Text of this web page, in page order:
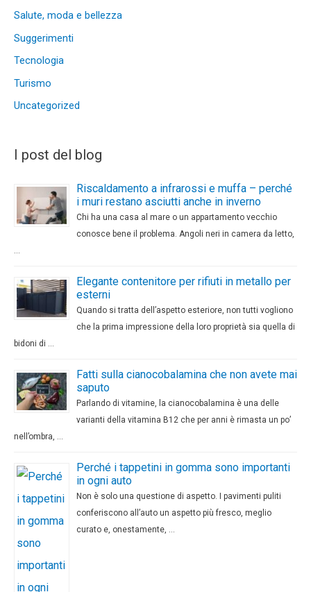
Salute, moda e bellezza
Suggerimenti
Tecnologia
Turismo
Uncategorized
I post del blog
Riscaldamento a infrarossi e muffa – perché
i muri restano asciutti anche in inverno
Chi ha una casa al mare o un appartamento vecchio
conosce bene il problema. Angoli neri in camera da letto,
…
Elegante contenitore per rifiuti in metallo per
esterni
Quando si tratta dell’aspetto esteriore, non tutti vogliono
che la prima impressione della loro proprietà sia quella di
bidoni di …
Fatti sulla cianocobalamina che non avete mai
saputo
Parlando di vitamine, la cianocobalamina è una delle
varianti della vitamina B12 che per anni è rimasta un po’
nell’ombra, …
Perché i tappetini in gomma sono importanti
in ogni auto
Non è solo una questione di aspetto. I pavimenti puliti
conferiscono all’auto un aspetto più fresco, meglio
curato e, onestamente, …